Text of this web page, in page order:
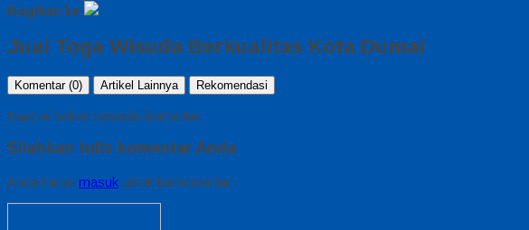
Bagikan ke
Jual Toga Wisuda Berkualitas Kota Dumai
Komentar (0) Artikel Lainnya Rekomendasi
Saat ini belum tersedia komentar.
Silahkan tulis komentar Anda
Anda harus masuk untuk berkomentar.